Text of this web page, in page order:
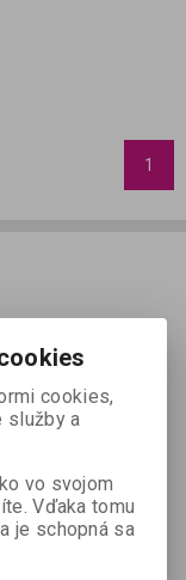
1
cookies,
služby a
vo svojom
Vďaka tomu
je schopná sa